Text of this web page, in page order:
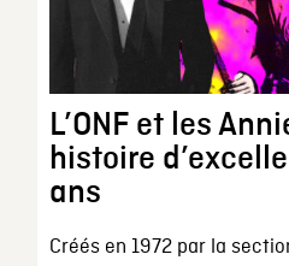
L’ONF et les
histoire
ans
Créés en 1972 par la